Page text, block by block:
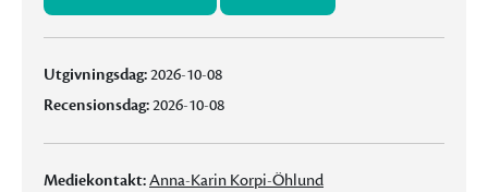
Utgivningsdag:2026-10-08
Recensionsdag:2026-10-08
Mediekontakt:Anna-Karin Korpi-Öhlund